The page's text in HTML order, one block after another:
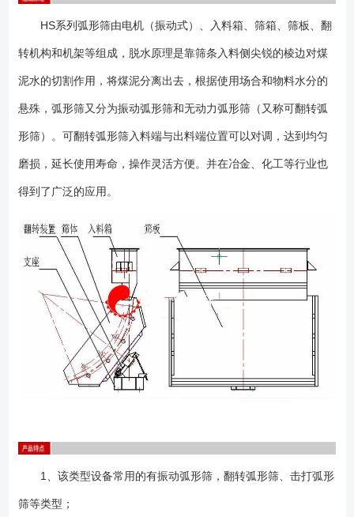
偏心块的夹角大小来改变激振力的大小； （3）筛网、橡胶弹簧等均为
易损件，需要定期检查，如有损坏请及时更换以免影响使用效果；
HS系列弧形筛由电机（振动式）、入料箱、筛箱、筛板、翻
转机构和机架等组成，脱水原理是靠筛条入料侧尖锐的棱边对煤
泥水的切割作用，将煤泥分离出去，根据使用场合和物料水分的
悬殊，弧形筛又分为振动弧形筛和无动力弧形筛（又称可翻转弧
形筛）。可翻转弧形筛入料端与出料端位置可以对调，达到均匀
磨损，延长使用寿命，操作灵活方便。并在冶金、化工等行业也
得到了广泛的应用。
1、该类型设备常用的有振动弧形筛，翻转弧形筛、击打弧形
筛等类型；